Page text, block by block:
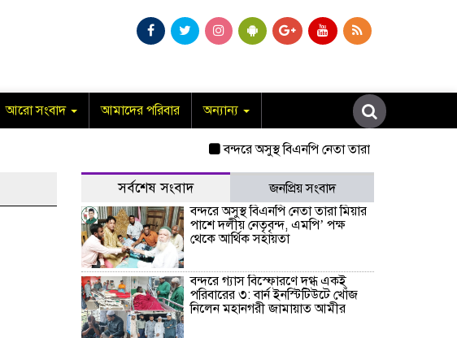
আরো সংবাদ আমাদের পরিবার অন্যান্য
বন্দরে অসুস্থ বিএনপি নেতা তারা মিয়ার পাশে
সর্বশেষ সংবাদ
জনপ্রিয় সংবাদ
বন্দরে অসুস্থ বিএনপি নেতা তারা মিয়ার
পাশে দলীয় নেতৃবৃন্দ, এমপি’ পক্ষ
থেকে আর্থিক সহায়তা
বন্দরে গ্যাস বিস্ফোরণে দগ্ধ একই
পরিবারের ৩: বার্ন ইনস্টিটিউটে খোঁজ
নিলেন মহানগরী জামায়াত আমীর